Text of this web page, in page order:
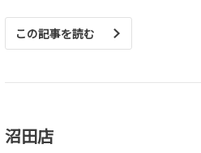
この記事を読む
沼田店